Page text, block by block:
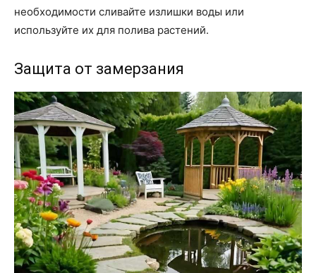
необходимости сливайте излишки воды или
используйте их для полива растений.
Защита от замерзания